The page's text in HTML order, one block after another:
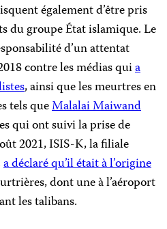
également d’être pris
du groupe État islamique. Le
d’un attentat
contre les médias quia
, ainsi que les meurtres en
tels queMalalai Maiwand
qui ont suivi la prise de
2021, ISIS-K, la filiale
a déclaré qu’il était à l’origine
dont une à l’aéroport
les talibans.